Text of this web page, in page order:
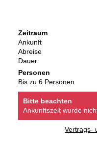
Zeitraum
Ankunft
Abreise
Dauer
Personen
Bis zu 6 Personen
Bitte beachten
Ankunftszeit wurde
Vertrags-